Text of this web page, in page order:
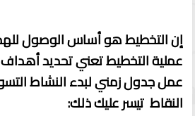
إن التخطيط هو أساس الوصول
عملية التخطيط تعني تحديد
عمل جدول زمني لبدء النشاط
النقاط تيسر عليك ذلك: